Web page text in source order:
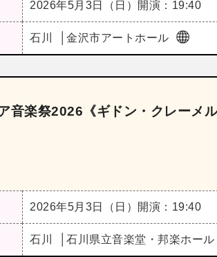
2026年5月3日（日） 開演：19:40
石川 金沢市アートホール
音楽祭2026《ギドン・クレーメ
2026年5月3日（日） 開演：19:40
石川 石川県立音楽堂・邦楽ホール